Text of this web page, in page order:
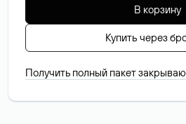
В корзину
Купить через
Получить полный пакет